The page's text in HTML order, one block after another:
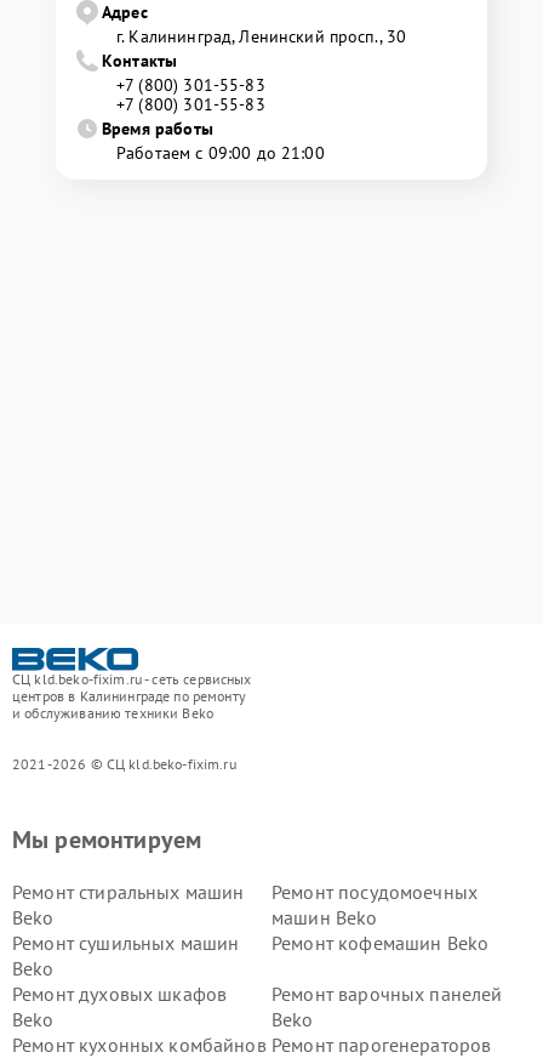
Адрес
г. Калининград, Ленинский просп., 30
Контакты
+7 (800) 301-55-83
+7 (800) 301-55-83
Время работы
Работаем с 09:00 до 21:00
СЦ kld.beko-fixim.ru - сеть сервисных
центров в Калининграде по ремонту
и обслуживанию техники Beko
2021-2026 © СЦ kld.beko-fixim.ru
Мы ремонтируем
Ремонт стиральных машин
Beko
Ремонт посудомоечных
машин Beko
Ремонт сушильных машин
Beko
Ремонт кофемашин Beko
Ремонт духовых шкафов
Beko
Ремонт варочных панелей
Beko
Ремонт кухонных комбайнов Ремонт парогенераторов